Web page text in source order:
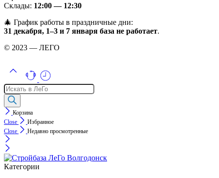
Склады: 12:00 — 12:30
🎄 График работы в праздничные дни:
31 декабря, 1–3 и 7 января база не работает.
© 2023 — ЛЕГО
Поиск
товаров
Корзина
Close
Избранное
Close
Недавно просмотренные
Категории